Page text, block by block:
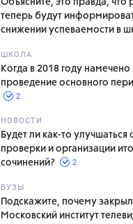
Объясните, это правда, что
теперь будут
снижении успеваемости в
ШКОЛА
Когда в 2018 году намечено
проведение основного
2
НОВОСТИ
Будет ли как-то улучшаться
проверки и организации
сочинений?
2
ВУЗЫ
Подскажите, почему
Московский институт